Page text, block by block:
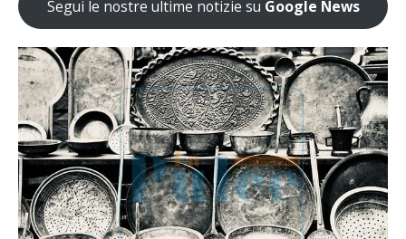
Segui le nostre ultime notizie su Google News